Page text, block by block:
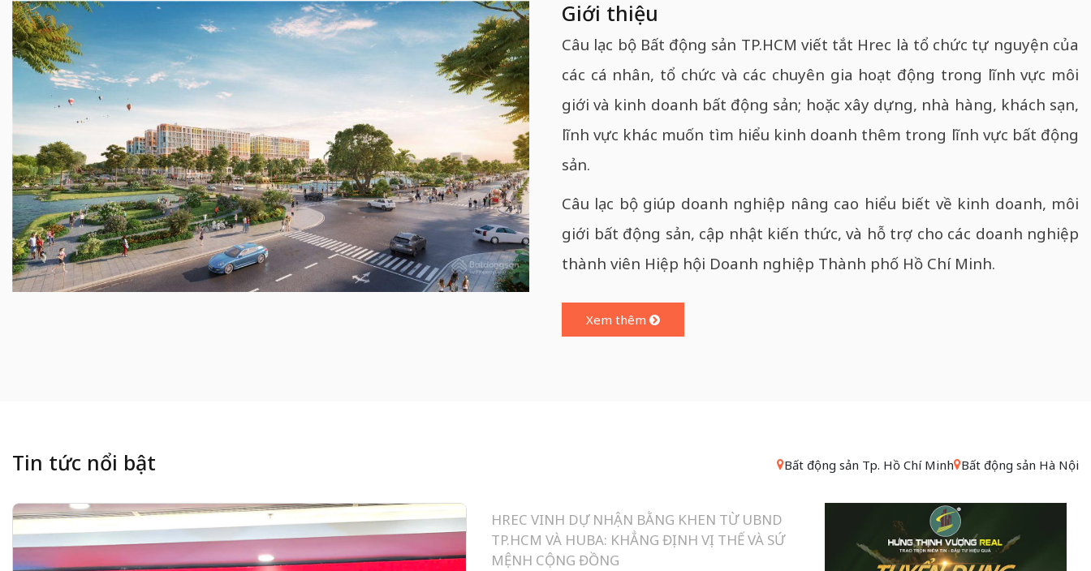
Giới thiệu
Câu lạc bộ Bất động sản TP.HCM viết tắt Hrec là tổ chức tự nguyện của
các cá nhân, tổ chức và các chuyên gia hoạt động trong lĩnh vực môi
giới và kinh doanh bất động sản; hoặc xây dựng, nhà hàng, khách sạn,
lĩnh vực khác muốn tìm hiểu kinh doanh thêm trong lĩnh vực bất động
sản.
Câu lạc bộ giúp doanh nghiệp nâng cao hiểu biết về kinh doanh, môi
giới bất động sản, cập nhật kiến thức, và hỗ trợ cho các doanh nghiệp
thành viên Hiệp hội Doanh nghiệp Thành phố Hồ Chí Minh.
Xem thêm
Tin tức nổi bật Bất động sản Tp. Hồ Chí Minh Bất động sản Hà Nội
HREC VINH DỰ NHẬN BẰNG KHEN TỪ UBND
TP.HCM VÀ HUBA: KHẲNG ĐỊNH VỊ THẾ VÀ SỨ
MỆNH CỘNG ĐỒNG